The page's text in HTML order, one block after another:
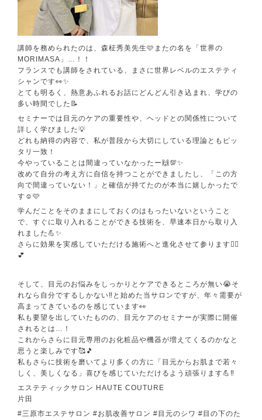
講師を務められたのは、森柾秀美先生🩷またの名を「世界の
MORIMASA」…！！
フランスでも講師をされている、まさに世界レベルのエステティ
シャンです👀✨️
とても明るく、熱意あふれるお話にどんどん引き込まれ、学びの
多い時間でした📝
セミナーでは目元のケアの重要性や、ヘッドとの関係性について
詳しく学びました💡
どれも納得の内容で、私が普段から大切にしている理論ともピッ
タリ一致！
今やっていることは間違っていなかったー🙌💯✨
改めて自分の考え方に自信を持つことができましたし、「この方
向で間違っていない！」と確信が持てたのが本当に嬉しかったで
す☺️🩷
学んだことをそのままにしておくのはもったいないということ
で、すぐに取り入れることができる技術を、早速本日から取り入
れました💪✨
さらに効果を実感していただける施術へと進化させて参ります💆‍♀️
💕
そして、目元のお悩みをしっかりとケアできるところが無い😭そ
れなら自分でするしかない‼️と始めた当サロンですが、年々需要が
高まってきているのを感じています👀
私も要望を出していたものの、目元ケアのセミナーが実際に開催
されるとは…！
これからさらに目元専用のお化粧品や機器が増えてくるのかなと
思うと楽しみです🥰🎵
私もさらに技術を磨いてより多くの方に「目元からお肌まで若々
しく、美しくなる」喜びを感じていただけるよう頑張ります💪‼️
エステティックサロン HAUTE COUTURE
片田
#三原市エステサロン #お肌改善サロン #目元のシワ #目の下のた